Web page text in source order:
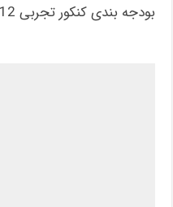
بودجه بندی کنکور تجربی 12 سال اخیر